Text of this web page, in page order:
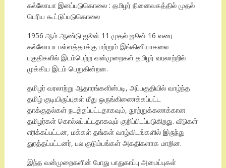
கல்லோயா இனப்படுகொலை : தமிழர் நினைவகத்தில் முதல்
பெரிய கூட்டுப்படுகொலை
1956 ஆம் ஆண்டு ஜூன் 11 முதல் ஜூன் 16 வரை
கல்லோயா பள்ளத்தாக்கு மற்றும் இங்கினியாகலை
பகுதிகளில் இடம்பெற்ற வன்முறைகள் தமிழர் வரலாற்றில்
முக்கிய இடம் பெறுகின்றன.
தமிழர் வரலாற்று ஆதாரங்களின்படி, அப்பகுதியில் வாழ்ந்த
தமிழ் குடியிருப்புகள் மீது ஒருங்கிணைக்கப்பட்ட
தாக்குதல்கள் நடத்தப்பட்டதாகவும், நூற்றுக்கணக்கான
தமிழர்கள் கொல்லப்பட்டதாகவும் குறிப்பிடப்படுகிறது. வீடுகள்
எரிக்கப்பட்டன, மக்கள் தங்கள் வாழ்விடங்களில் இருந்து
துரத்தப்பட்டனர், பல குடும்பங்கள் அகதிகளாக மாறின.
இந்த வன்முறைகளின் போது பாதுகாப்பு அமைப்புகள்